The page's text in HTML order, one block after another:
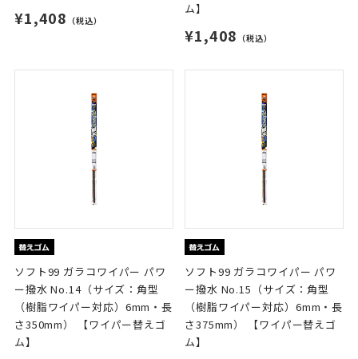
¥1,408 （税込）
ム】
¥1,408 （税込）
ソフト99 ガラコワイパー パワ
ー撥水 No.14（サイズ：角型
（樹脂ワイパー対応）6mm・長
さ350mm） 【ワイパー替えゴ
ム】
ソフト99 ガラコワイパー パワ
ー撥水 No.15（サイズ：角型
（樹脂ワイパー対応）6mm・長
さ375mm） 【ワイパー替えゴ
ム】